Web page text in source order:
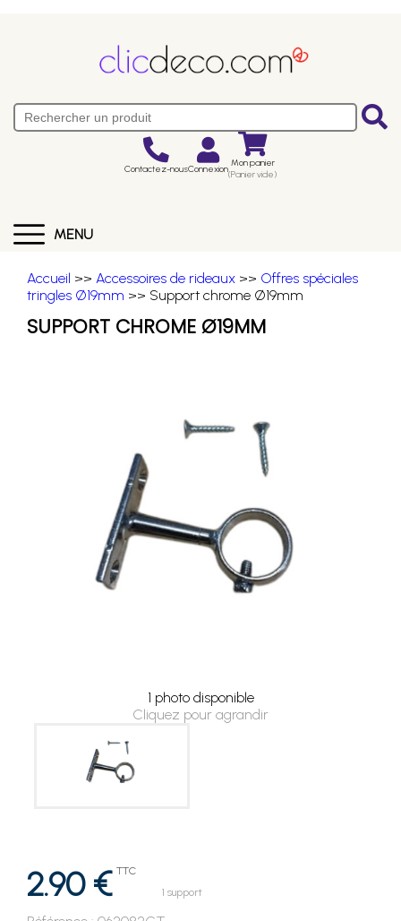
Contactez-nousConnexion Mon panier
(Panier vide)
MENU
Accueil >> Accessoires de rideaux >> Offres spéciales
tringles Ø19mm >> Support chrome Ø19mm
SUPPORT CHROME Ø19MM
1 photo disponible
Cliquez pour agrandir
2.90 € TTC
1 support